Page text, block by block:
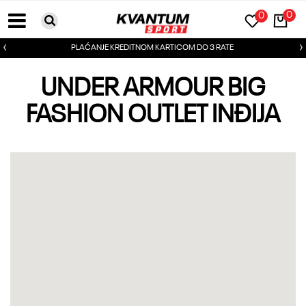
0
0
PLAĆANJE KREDITNOM KARTICOM DO 3 RATE
UNDER ARMOUR BIG
FASHION OUTLET INĐIJA